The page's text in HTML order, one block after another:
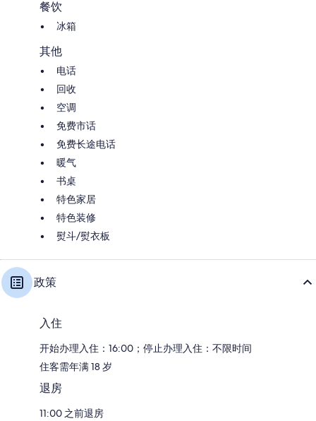
餐饮
冰箱
其他
电话
回收
空调
免费市话
免费长途电话
暖气
书桌
特色家居
特色装修
熨斗/熨衣板
政策
入住
开始办理入住：16:00；停止办理入住：不限时间
住客需年满 18 岁
退房
11:00 之前退房